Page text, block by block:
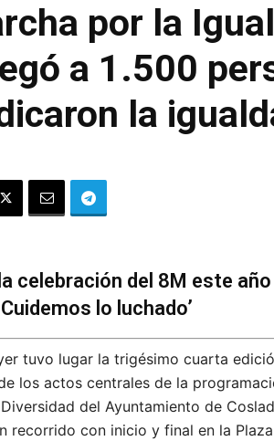
por la
a 1.500
la
celebración del 8M este
lo luchado’
tuvo lugar la trigésimo cuarta
los actos centrales de la
del Ayuntamiento de
recorrido con inicio y final en la